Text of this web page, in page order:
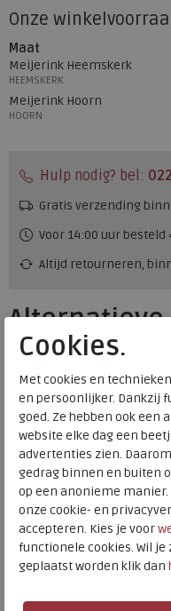
Onze
Maat
Meijerink Heemskerk
HEEMSKERK
Meijerink Hoorn
HOORN
Hulp nodig? bel:
Gratis verzending
Voor 14:00 uur
Altijd retourneren,
Merk
Fabrikantcode
Bestelcode
Kleur
Wijdtemaat
Cookies.
Met cookies en
en persoonlijker. Dankzij
goed. Ze hebben ook een
website elke dag een
advertenties zien.
gedrag binnen en buiten
op een anonieme manier.
onze cookie- en
accepteren. Kies je voor
functionele cookies. Wil
geplaatst worden klik dan